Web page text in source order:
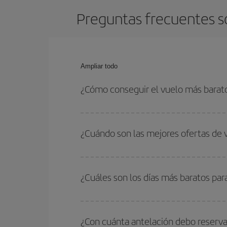
Preguntas frecuentes
Ampliar todo
¿Cómo conseguir el vuelo más
flexible con las fechas y horarios de ida y vuelta.
¿Cuándo son las mejores ofertas
periodos de vacaciones escolares son
precios encontrarás.
¿Cuáles son los días más baratos
quieres ir y en qué fechas habías pensado
¿Con cuánta antelación debo